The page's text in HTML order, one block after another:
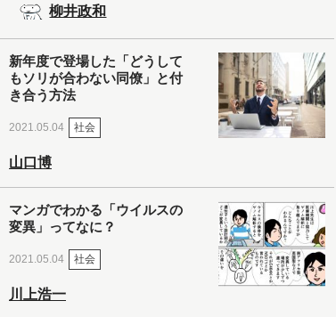
柳井政和
新年度で登場した「どうして
もソリが合わない同僚」と付
き合う方法
2021.05.04 社会
山口博
マンガでわかる「ウイルスの
変異」ってなに？
2021.05.04 社会
川上浩一